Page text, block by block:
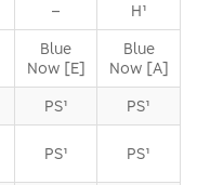
– H¹
Blue
Now [E]
Blue
Now [A]
PS¹ PS¹
PS¹ PS¹